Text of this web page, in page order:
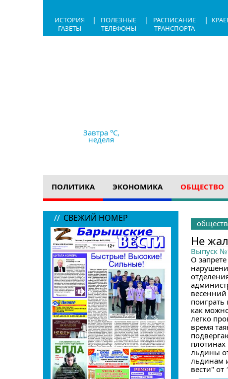
ИСТОРИЯ
ГАЗЕТЫ
|
ПОЛЕЗНЫЕ
ТЕЛЕФОНЫ
|
РАСПИСАНИЕ
ТРАНСПОРТА
|
Завтра °C,
неделя
ПОЛИТИКА ЭКОНОМИКА ОБЩЕСТВО
// СВЕЖИЙ НОМЕР
Не
Выпуск
О
весенний
поиграть
как
легко
время
плотинах
льдины
льдинам
вести" от